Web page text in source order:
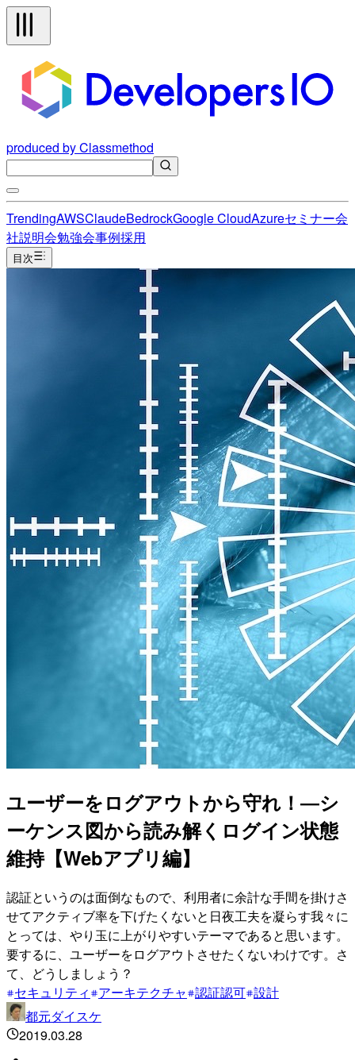
produced by Classmethod
TrendingAWSClaudeBedrockGoogle CloudAzureセミナー会
社説明会勉強会事例採用
目次
ユーザーをログアウトから守れ！―シ
ーケンス図から読み解くログイン状態
維持【Webアプリ編】
認証というのは面倒なもので、利用者に余計な手間を掛けさ
せてアクティブ率を下げたくないと日夜工夫を凝らす我々に
とっては、やり玉に上がりやすいテーマであると思います。
要するに、ユーザーをログアウトさせたくないわけです。さ
て、どうしましょう？
セキュリティ
アーキテクチャ 認証認可 設計
都元ダイスケ
2019.03.28